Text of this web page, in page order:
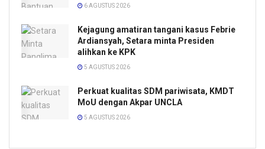
6 AGUSTUS 2026
Kejagung amatiran tangani kasus Febrie
Ardiansyah, Setara minta Presiden
alihkan ke KPK
5 AGUSTUS 2026
Perkuat kualitas SDM pariwisata, KMDT
MoU dengan Akpar UNCLA
5 AGUSTUS 2026